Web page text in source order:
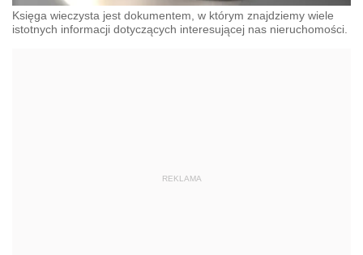
Księga wieczysta jest dokumentem, w którym znajdziemy wiele
istotnych informacji dotyczących interesującej nas nieruchomości.